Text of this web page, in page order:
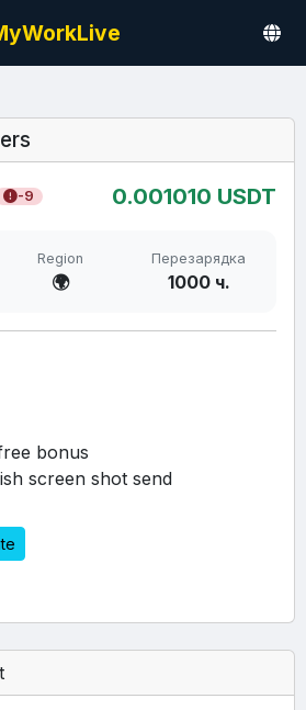
-9 0.001010 USDT
Region
🌍
Перезарядка
1000 ч.
bonus
screen shot send